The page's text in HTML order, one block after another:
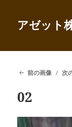
アゼット
前の画像 次
02